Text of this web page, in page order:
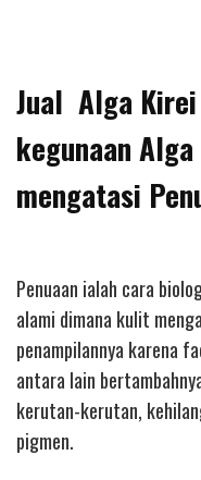
Jual Alga
kegunaan
mengatasi
Penuaan ialah cara
alami dimana kulit
penampilannya karena
antara lain
kerutan-kerutan,
pigmen.